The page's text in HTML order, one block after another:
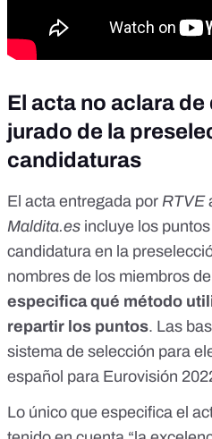
El acta no aclara de
jurado de la
candidaturas
El acta entregada por RTVE
Maldita.es incluye los
candidatura en la
nombres de los miembros
especifica qué método
repartir los puntos. Las
sistema de selección para
español para Eurovisión
Lo único que especifica el